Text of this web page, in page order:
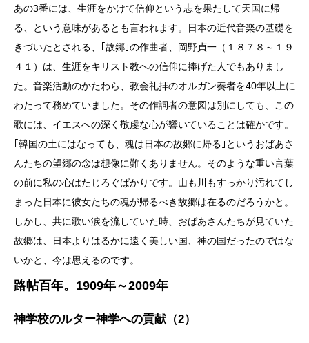
あの3番には、生涯をかけて信仰という志を果たして天国に帰
る、という意味があるとも言われます。日本の近代音楽の基礎を
きづいたとされる、｢故郷｣の作曲者、岡野貞一（１８７８～１９
４１）は、生涯をキリスト教への信仰に捧げた人でもありまし
た。音楽活動のかたわら、教会礼拝のオルガン奏者を40年以上に
わたって務めていました。その作詞者の意図は別にしても、この
歌には、イエスへの深く敬虔な心が響いていることは確かです。
｢韓国の土にはなっても、魂は日本の故郷に帰る｣というおばあさ
んたちの望郷の念は想像に難くありません。そのような重い言葉
の前に私の心はたじろぐばかりです。山も川もすっかり汚れてし
まった日本に彼女たちの魂が帰るべき故郷は在るのだろうかと。
しかし、共に歌い涙を流していた時、おばあさんたちが見ていた
故郷は、日本よりはるかに遠く美しい国、神の国だったのではな
いかと、今は思えるのです。
路帖百年。1909年～2009年
神学校のルター神学への貢献（2）